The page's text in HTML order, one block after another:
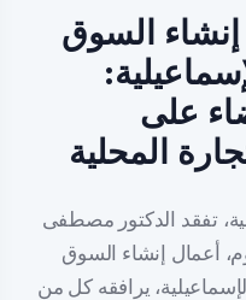
إنشاء السوق
على
المحلية
تفقد الدكتور مصطفى
أعمال إنشاء السوق
يرافقه كل من